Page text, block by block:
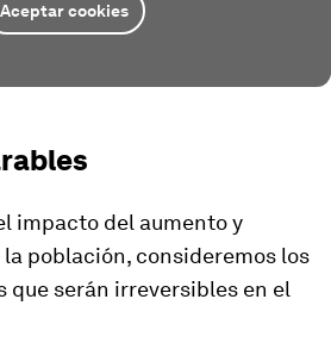
Aceptar cookies
impacto del aumento y
población, consideremos los
que serán irreversibles en el